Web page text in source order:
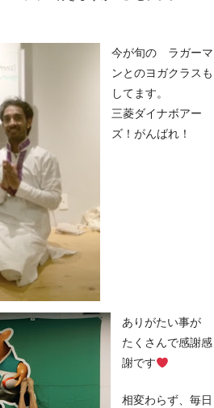
今が旬の ラガーマ
ンとのヨガクラスも
してます。
三菱ダイナボアー
ズ！がんばれ！
ありがたい事が
たくさんで感謝感
謝です
相変わらず、毎日